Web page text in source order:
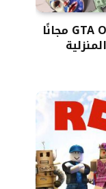
رسمياً: يمكنك لعب GTA Online مجانًا